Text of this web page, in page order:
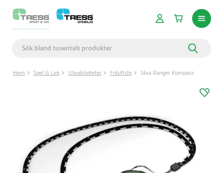
Hem Spel & Lek Uteaktiviteter Friluftsliv Silva Ranger Kompass